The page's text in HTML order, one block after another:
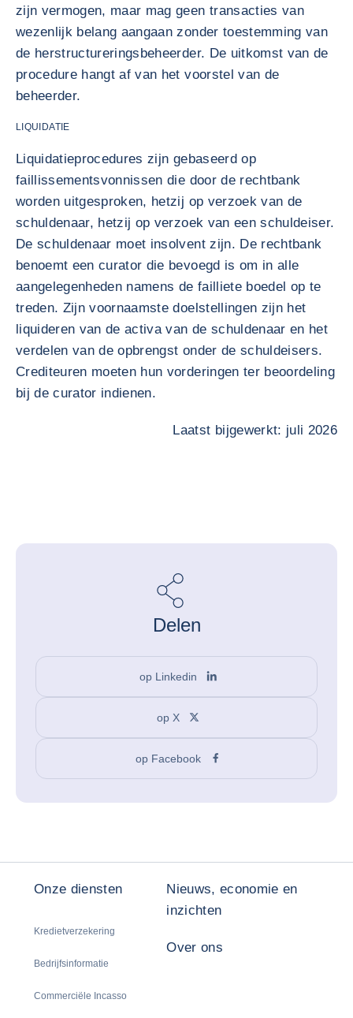
zijn vermogen, maar mag geen transacties van
wezenlijk belang aangaan zonder toestemming van
de herstructureringsbeheerder. De uitkomst van de
procedure hangt af van het voorstel van de
beheerder.
LIQUIDATIE
Liquidatieprocedures zijn gebaseerd op
faillissementsvonnissen die door de rechtbank
worden uitgesproken, hetzij op verzoek van de
schuldenaar, hetzij op verzoek van een schuldeiser.
De schuldenaar moet insolvent zijn. De rechtbank
benoemt een curator die bevoegd is om in alle
aangelegenheden namens de failliete boedel op te
treden. Zijn voornaamste doelstellingen zijn het
liquideren van de activa van de schuldenaar en het
verdelen van de opbrengst onder de schuldeisers.
Crediteuren moeten hun vorderingen ter beoordeling
bij de curator indienen.
Laatst bijgewerkt: juli 2026
Delen
op Linkedin
op X
op Facebook
Onze diensten
Kredietverzekering
Bedrijfsinformatie
Commerciële Incasso
Nieuws, economie en
inzichten
Over ons